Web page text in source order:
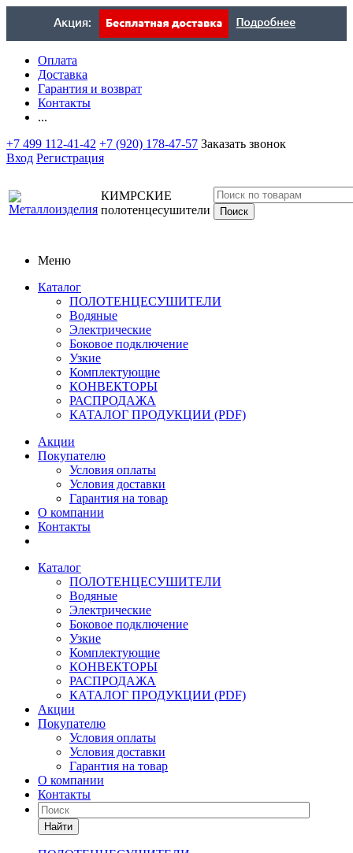
Оплата
Доставка
Гарантия и возврат
Контакты
...
+7 499 112-41-42 +7 (920) 178-47-57 Заказать звонок
Вход Регистрация
КИМРСКИЕ
полотенцесушители
Меню
Каталог
ПОЛОТЕНЦЕСУШИТЕЛИ
Водяные
Электрические
Боковое подключение
Узкие
Комплектующие
КОНВЕКТОРЫ
РАСПРОДАЖА
КАТАЛОГ ПРОДУКЦИИ (PDF)
Акции
Покупателю
Условия оплаты
Условия доставки
Гарантия на товар
О компании
Контакты
Каталог
ПОЛОТЕНЦЕСУШИТЕЛИ
Водяные
Электрические
Боковое подключение
Узкие
Комплектующие
КОНВЕКТОРЫ
РАСПРОДАЖА
КАТАЛОГ ПРОДУКЦИИ (PDF)
Акции
Покупателю
Условия оплаты
Условия доставки
Гарантия на товар
О компании
Контакты
Найти